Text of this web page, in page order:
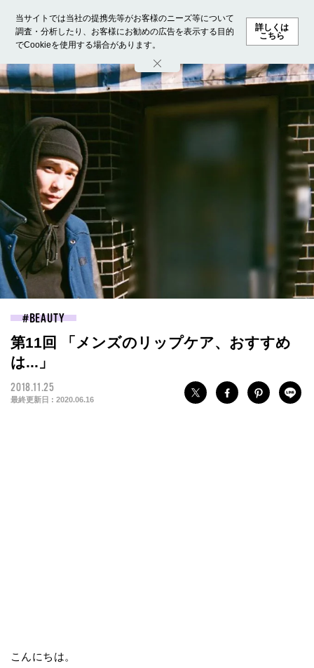
当サイトでは当社の提携先等がお客様のニーズ等について
調査・分析したり、お客様にお勧めの広告を表示する目的
でCookieを使用する場合があります。
詳しくは
こちら
ホーム モデル募集 ランキング ファッション ビューテ
BEAUTY
第11回 「メンズのリップケア、おすすめ
は...」
2018.11.25
最終更新日 : 2020.06.16
こんにちは。